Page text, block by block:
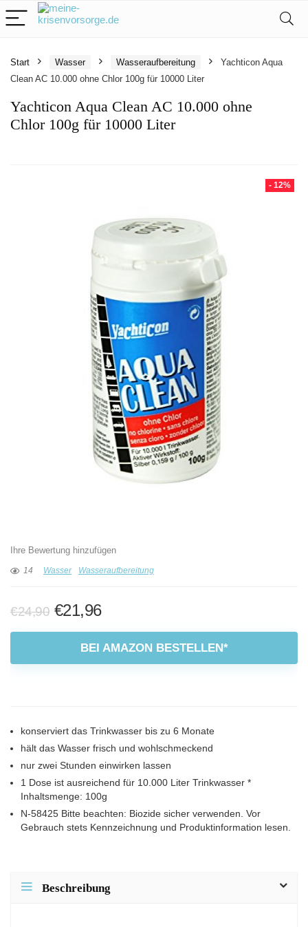
Start Wasser Wasseraufbereitung
Yachticon Aqua
Clean AC 10.000 ohne Chlor 100g für 10000 Liter
Yachticon Aqua Clean AC 10.000 ohne
Chlor 100g für 10000 Liter
- 12%
Ihre Bewertung hinzufügen
14 Wasser Wasseraufbereitung
€24,90 Ursprünglicher
Preis
war:
€24,90
€21,96Aktueller
Preis
ist:
€21,96.
BEI AMAZON BESTELLEN*
konserviert das Trinkwasser bis zu 6 Monate
hält das Wasser frisch und wohlschmeckend
nur zwei Stunden einwirken lassen
1 Dose ist ausreichend für 10.000 Liter Trinkwasser *
Inhaltsmenge: 100g
N-58425 Bitte beachten: Biozide sicher verwenden. Vor
Gebrauch stets Kennzeichnung und Produktinformation lesen.
Beschreibung